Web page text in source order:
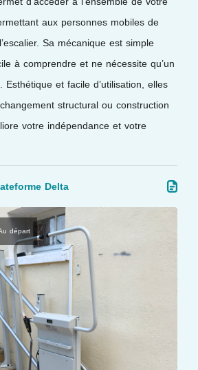
aux personnes mobiles de
Sa mécanique est simple
à comprendre et ne nécessite qu’un
Esthétique et facile d’utilisation, elles
structural ou construction
votre indépendance et votre
Delta
départ